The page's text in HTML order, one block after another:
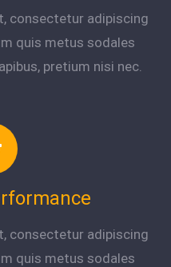
consectetur adipiscing
quis metus sodales
pretium nisi nec.
consectetur adipiscing
quis metus sodales